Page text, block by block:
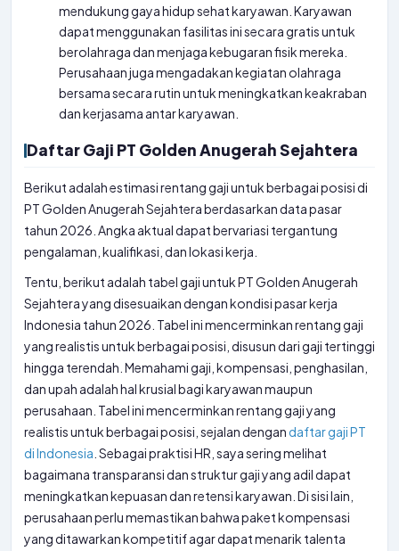
mendukung gaya hidup sehat karyawan. Karyawan
dapat menggunakan fasilitas ini secara gratis untuk
berolahraga dan menjaga kebugaran fisik mereka.
Perusahaan juga mengadakan kegiatan olahraga
bersama secara rutin untuk meningkatkan keakraban
dan kerjasama antar karyawan.
Daftar Gaji PT Golden Anugerah Sejahtera
Berikut adalah estimasi rentang gaji untuk berbagai posisi di
PT Golden Anugerah Sejahtera berdasarkan data pasar
tahun 2026. Angka aktual dapat bervariasi tergantung
pengalaman, kualifikasi, dan lokasi kerja.
Tentu, berikut adalah tabel gaji untuk PT Golden Anugerah
Sejahtera yang disesuaikan dengan kondisi pasar kerja
Indonesia tahun 2026. Tabel ini mencerminkan rentang gaji
yang realistis untuk berbagai posisi, disusun dari gaji tertinggi
hingga terendah. Memahami gaji, kompensasi, penghasilan,
dan upah adalah hal krusial bagi karyawan maupun
perusahaan. Tabel ini mencerminkan rentang gaji yang
realistis untuk berbagai posisi, sejalan dengan daftar gaji PT
di Indonesia . Sebagai praktisi HR, saya sering melihat
bagaimana transparansi dan struktur gaji yang adil dapat
meningkatkan kepuasan dan retensi karyawan. Di sisi lain,
perusahaan perlu memastikan bahwa paket kompensasi
yang ditawarkan kompetitif agar dapat menarik talenta